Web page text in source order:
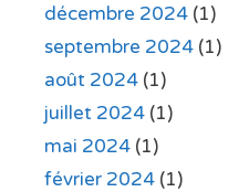
décembre 2024 (1)
septembre 2024 (1)
août 2024 (1)
juillet 2024 (1)
mai 2024 (1)
février 2024 (1)